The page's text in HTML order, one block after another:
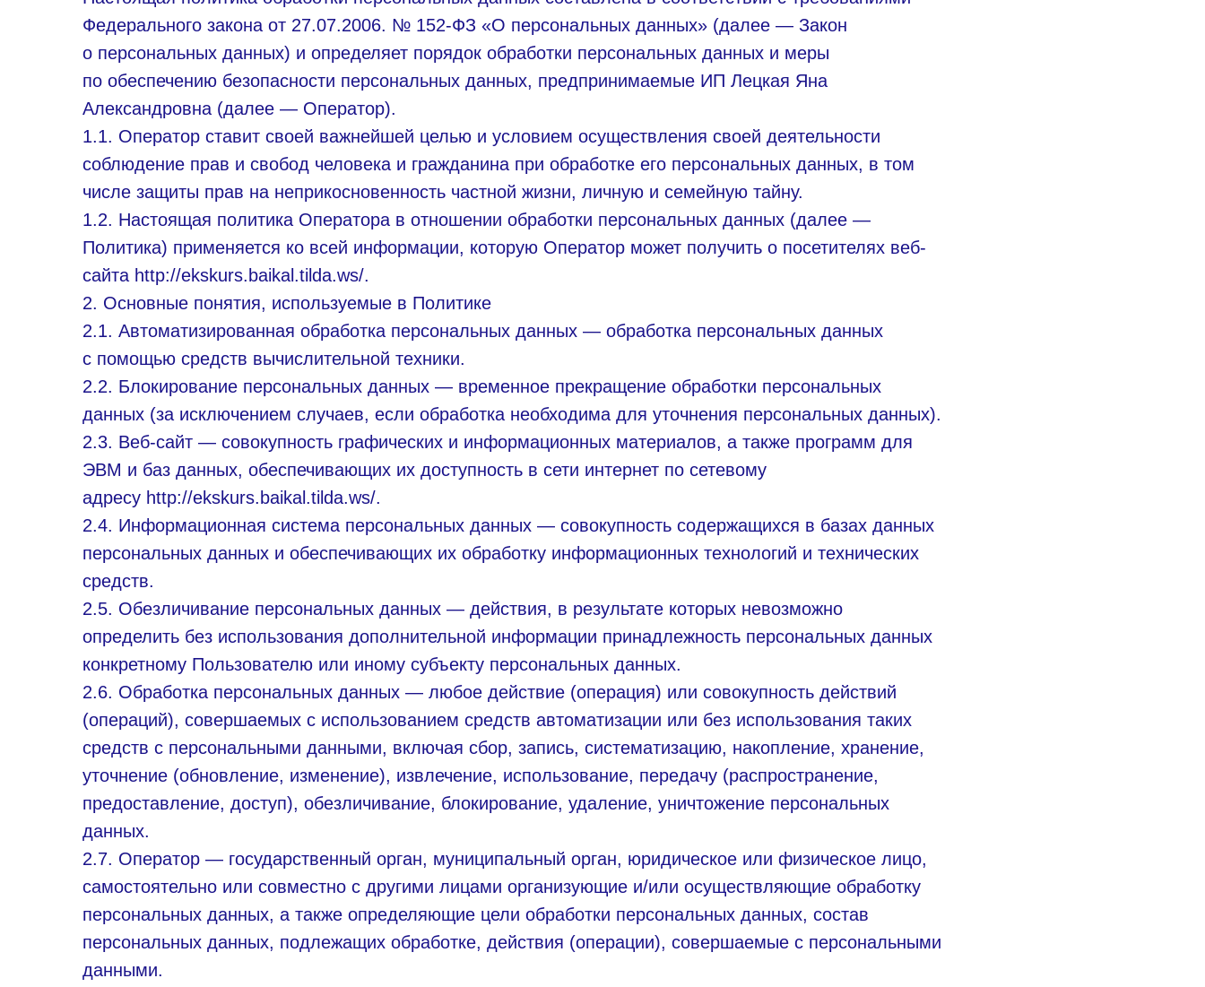
Федерального закона от 27.07.2006. № 152-ФЗ «О персональных данных» (далее — Закон
о персональных данных) и определяет порядок обработки персональных данных и меры
по обеспечению безопасности персональных данных, предпринимаемые ИП Лецкая Яна
Александровна (далее — Оператор).
1.1. Оператор ставит своей важнейшей целью и условием осуществления своей деятельности
соблюдение прав и свобод человека и гражданина при обработке его персональных данных, в том
числе защиты прав на неприкосновенность частной жизни, личную и семейную тайну.
1.2. Настоящая политика Оператора в отношении обработки персональных данных (далее —
Политика) применяется ко всей информации, которую Оператор может получить о посетителях веб-
сайта http://ekskurs.baikal.tilda.ws/.
2. Основные понятия, используемые в Политике
2.1. Автоматизированная обработка персональных данных — обработка персональных данных
с помощью средств вычислительной техники.
2.2. Блокирование персональных данных — временное прекращение обработки персональных
данных (за исключением случаев, если обработка необходима для уточнения персональных данных).
2.3. Веб-сайт — совокупность графических и информационных материалов, а также программ для
ЭВМ и баз данных, обеспечивающих их доступность в сети интернет по сетевому
адресу http://ekskurs.baikal.tilda.ws/.
2.4. Информационная система персональных данных — совокупность содержащихся в базах данных
персональных данных и обеспечивающих их обработку информационных технологий и технических
средств.
2.5. Обезличивание персональных данных — действия, в результате которых невозможно
определить без использования дополнительной информации принадлежность персональных данных
конкретному Пользователю или иному субъекту персональных данных.
2.6. Обработка персональных данных — любое действие (операция) или совокупность действий
(операций), совершаемых с использованием средств автоматизации или без использования таких
средств с персональными данными, включая сбор, запись, систематизацию, накопление, хранение,
уточнение (обновление, изменение), извлечение, использование, передачу (распространение,
предоставление, доступ), обезличивание, блокирование, удаление, уничтожение персональных
данных.
2.7. Оператор — государственный орган, муниципальный орган, юридическое или физическое лицо,
самостоятельно или совместно с другими лицами организующие и/или осуществляющие обработку
персональных данных, а также определяющие цели обработки персональных данных, состав
персональных данных, подлежащих обработке, действия (операции), совершаемые с персональными
данными.